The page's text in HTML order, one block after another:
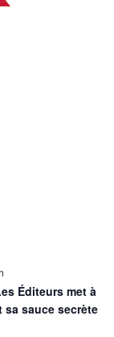
Éditeurs met à
sauce secrète